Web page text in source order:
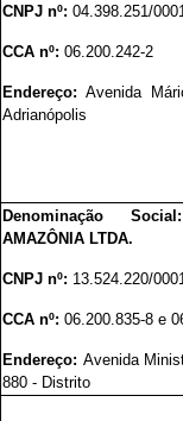
CNPJ nº:04.398.251/
CCA nº:06.200.242-2
Endereço:Avenida
Adrianópolis
Denominação
AMAZÔNIA LTDA.
CNPJ nº: 13.524.220/
CCA nº:06.200.835-8 e
Endereço: Avenida
880 - Distrito